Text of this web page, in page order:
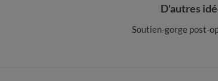
D'autres
Soutien-gorge post-